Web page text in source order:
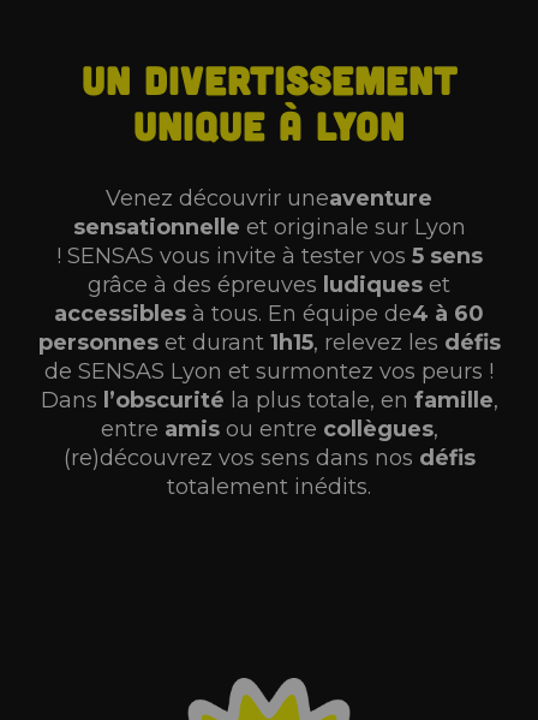
Un divertissement
unique à Lyon
Venez découvrir uneaventure
sensationnelle et originale sur Lyon
! SENSAS vous invite à tester vos 5 sens
grâce à des épreuves ludiques et
accessibles à tous. En équipe de4 à 60
personneset durant 1h15, relevez les défis
de SENSAS Lyon et surmontez vos peurs !
Dans l’obscurité la plus totale, en famille,
entre amisou entre collègues,
(re)découvrez vos sens dans nos défis
totalement inédits.